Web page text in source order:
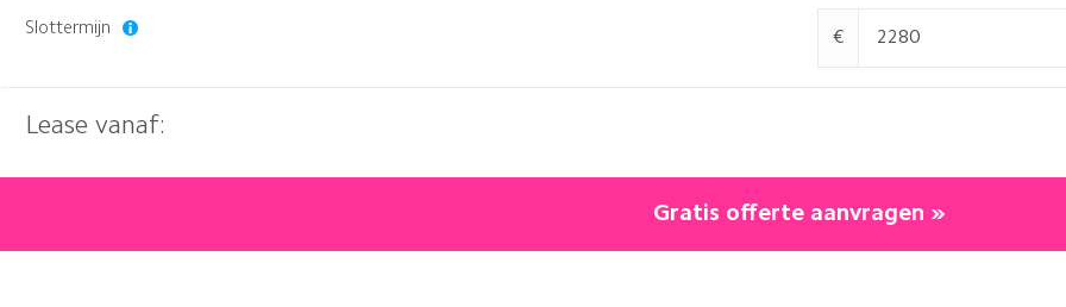
Slottermijn €
Lease vanaf:
Gratis offerte aanvragen »